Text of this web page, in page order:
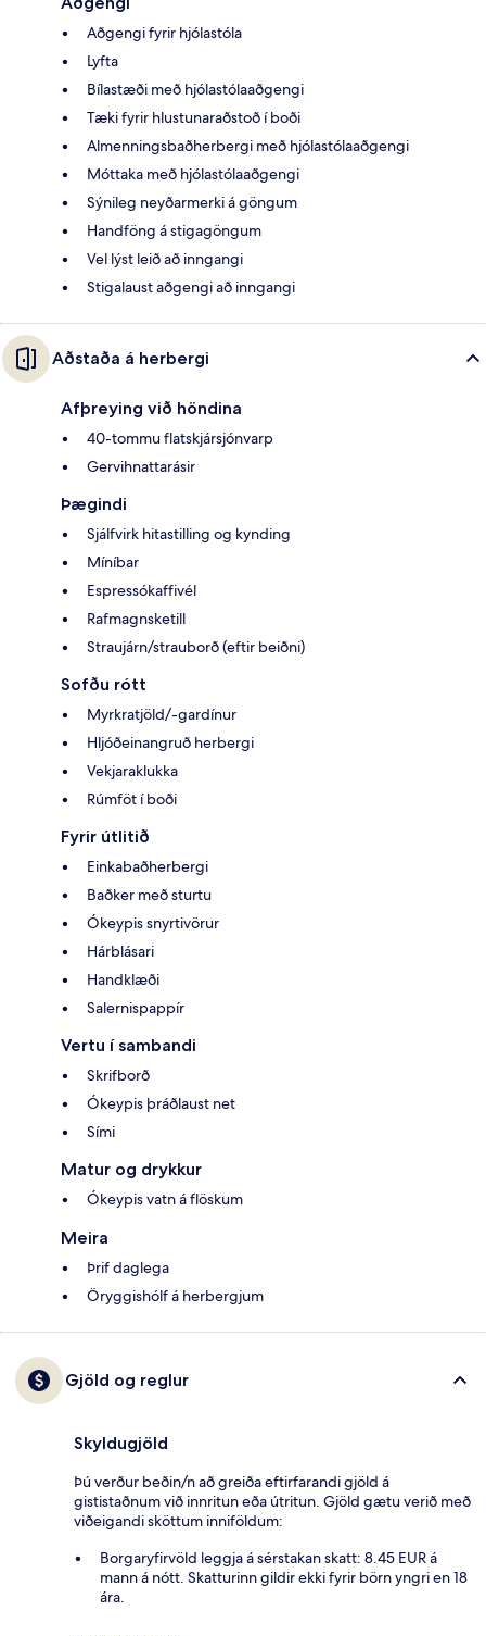
Aðgengi fyrir hjólastóla
Lyfta
Bílastæði með hjólastólaaðgengi
Tæki fyrir hlustunaraðstoð í boði
Almenningsbaðherbergi með hjólastólaaðgengi
Móttaka með hjólastólaaðgengi
Sýnileg neyðarmerki á göngum
Handföng á stigagöngum
Vel lýst leið að inngangi
Stigalaust aðgengi að inngangi
Aðstaða á herbergi
Afþreying við höndina
40-tommu flatskjársjónvarp
Gervihnattarásir
Þægindi
Sjálfvirk hitastilling og kynding
Míníbar
Espressókaffivél
Rafmagnsketill
Straujárn/strauborð (eftir beiðni)
Sofðu rótt
Myrkratjöld/-gardínur
Hljóðeinangruð herbergi
Vekjaraklukka
Rúmföt í boði
Fyrir útlitið
Einkabaðherbergi
Baðker með sturtu
Ókeypis snyrtivörur
Hárblásari
Handklæði
Salernispappír
Vertu í sambandi
Skrifborð
Ókeypis þráðlaust net
Sími
Matur og drykkur
Ókeypis vatn á flöskum
Meira
Þrif daglega
Öryggishólf á herbergjum
Gjöld og reglur
Skyldugjöld
Þú verður beðin/n að greiða eftirfarandi gjöld á
gististaðnum við innritun eða útritun. Gjöld gætu verið með
viðeigandi sköttum inniföldum:
Borgaryfirvöld leggja á sérstakan skatt: 8.45 EUR á
mann á nótt. Skatturinn gildir ekki fyrir börn yngri en 18
ára.